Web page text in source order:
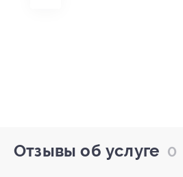
Отзывы об услуге 0